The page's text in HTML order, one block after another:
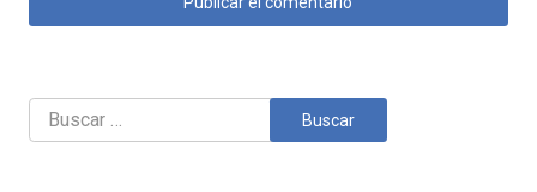
Buscar: